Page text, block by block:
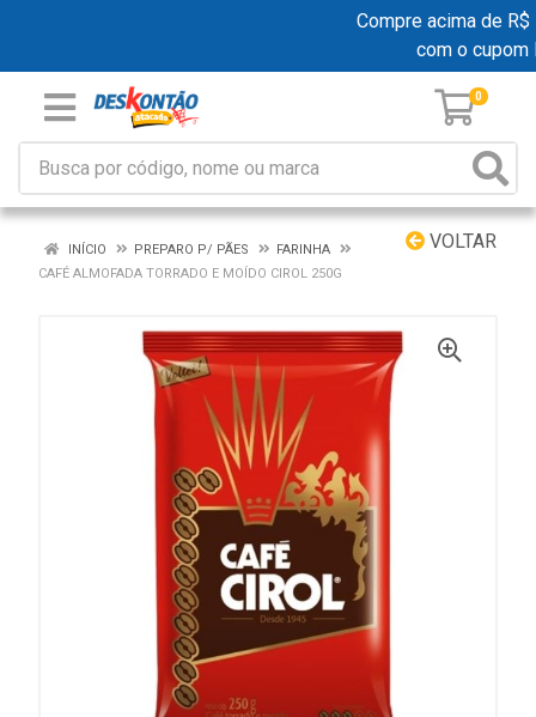
Compre acima de R$
com o cupom
0
VOLTAR
INÍCIO PREPARO P/ PÃES
FARINHA
CAFÉ ALMOFADA TORRADO E MOÍDO CIROL 250G